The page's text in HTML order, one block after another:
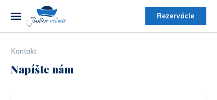
Rezervácie
Kontakt
Napíšte nám